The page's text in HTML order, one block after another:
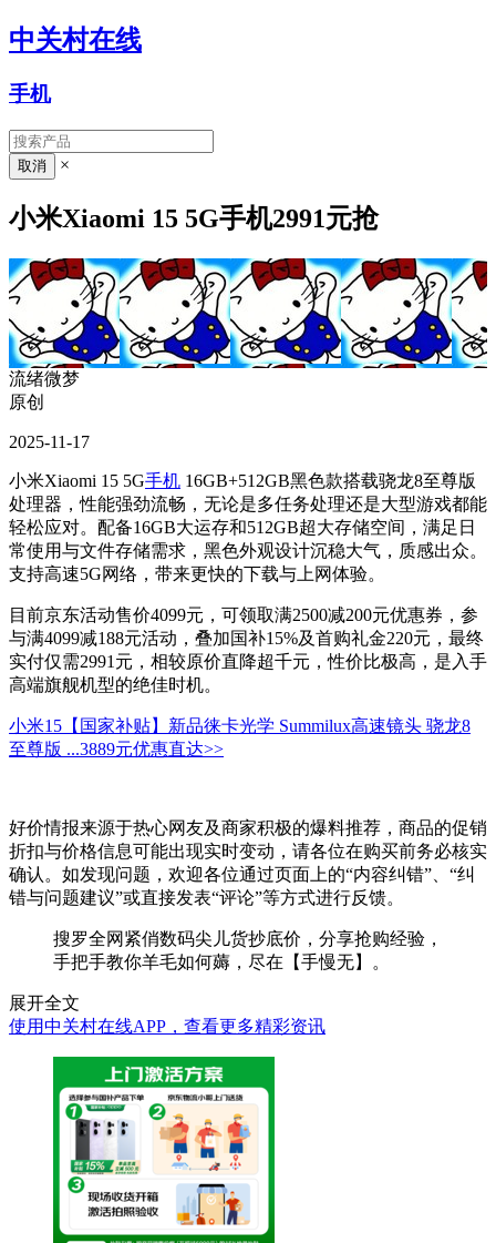
中关村在线
手机
×
小米Xiaomi 15 5G手机2991元抢
流绪微梦
原创
2025-11-17
小米Xiaomi 15 5G手机 16GB+512GB黑色款搭载骁龙8至尊版
处理器，性能强劲流畅，无论是多任务处理还是大型游戏都能
轻松应对。配备16GB大运存和512GB超大存储空间，满足日
常使用与文件存储需求，黑色外观设计沉稳大气，质感出众。
支持高速5G网络，带来更快的下载与上网体验。
目前京东活动售价4099元，可领取满2500减200元优惠券，参
与满4099减188元活动，叠加国补15%及首购礼金220元，最终
实付仅需2991元，相较原价直降超千元，性价比极高，是入手
高端旗舰机型的绝佳时机。
小米15【国家补贴】新品徕卡光学 Summilux高速镜头 骁龙8
至尊版 ...3889元优惠直达>>
好价情报来源于热心网友及商家积极的爆料推荐，商品的促销
折扣与价格信息可能出现实时变动，请各位在购买前务必核实
确认。如发现问题，欢迎各位通过页面上的“内容纠错”、“纠
错与问题建议”或直接发表“评论”等方式进行反馈。
搜罗全网紧俏数码尖儿货抄底价，分享抢购经验，
手把手教你羊毛如何薅，尽在【手慢无】。
展开全文
使用中关村在线APP，查看更多精彩资讯